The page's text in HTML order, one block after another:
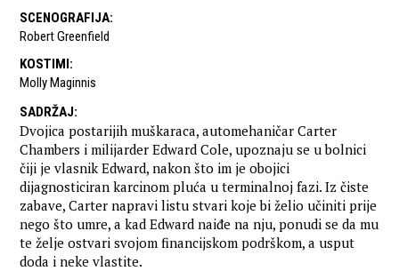
SCENOGRAFIJA:
Robert Greenfield
KOSTIMI:
Molly Maginnis
SADRŽAJ:
Dvojica postarijih muškaraca, automehaničar Carter
Chambers i milijarder Edward Cole, upoznaju se u bolnici
čiji je vlasnik Edward, nakon što im je obojici
dijagnosticiran karcinom pluća u terminalnoj fazi. Iz čiste
zabave, Carter napravi listu stvari koje bi želio učiniti prije
nego što umre, a kad Edward naiđe na nju, ponudi se da mu
te želje ostvari svojom financijskom podrškom, a usput
doda i neke vlastite.